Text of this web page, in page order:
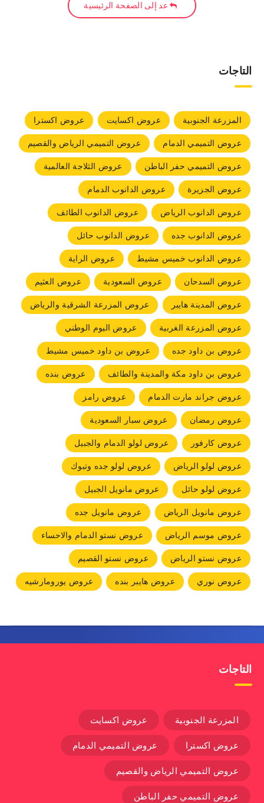
عد إلى الصفحة الرئيسية
التاجات
المزرعة الجنوبية عروض اكسايت
عروض اكسترا
عروض التميمي الدمام
عروض التميمي الرياض والقصيم
عروض التميمي حفر الباطن
عروض الثلاجة العالمية
عروض الجزيرة
عروض الدانوب الدمام
عروض الدانوب الرياض
عروض الدانوب الطائف
عروض الدانوب جده
عروض الدانوب حائل
عروض الدانوب خميس مشيط
عروض الراية
عروض السدحان
عروض السعودية
عروض العثيم
عروض المدينة هايبر
عروض المزرعة الشرقية والرياض
عروض المزرعة الغربية
عروض اليوم الوطني
عروض بن داود جده
عروض بن داود خميس مشيط
عروض بن داود مكة والمدينة والطائف
عروض بنده
عروض جراند مارت الدمام
عروض رامز
عروض رمضان
عروض سبار السعودية
عروض كارفور
عروض لولو الدمام والجبيل
عروض لولو الرياض
عروض لولو جده وتبوك
عروض لولو حائل
عروض مانويل الجبيل
عروض مانويل الرياض
عروض مانويل جده
عروض موسم الرياض
عروض نستو الدمام والاحساء
عروض نستو الرياض
عروض نستو القصيم
عروض نوري
عروض هايبر بنده عروض يورومارشيه
التاجات
المزرعة الجنوبية عروض اكسايت
عروض اكسترا عروض التميمي الدمام
عروض التميمي الرياض والقصيم
عروض التميمي حفر الباطن